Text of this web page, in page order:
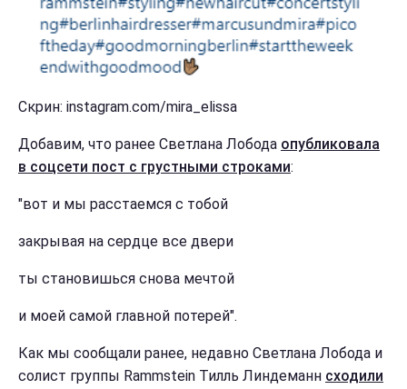
Скрин: instagram.com/mira_elissa
Добавим, что ранее Светлана Лобода опубликовала
в соцсети пост с грустными строками:
"вот и мы расстаемся с тобой
закрывая на сердце все двери
ты становишься снова мечтой
и моей самой главной потерей".
Как мы сообщали ранее, недавно Светлана Лобода и
солист группы Rammstein Тилль Линдеманн сходили